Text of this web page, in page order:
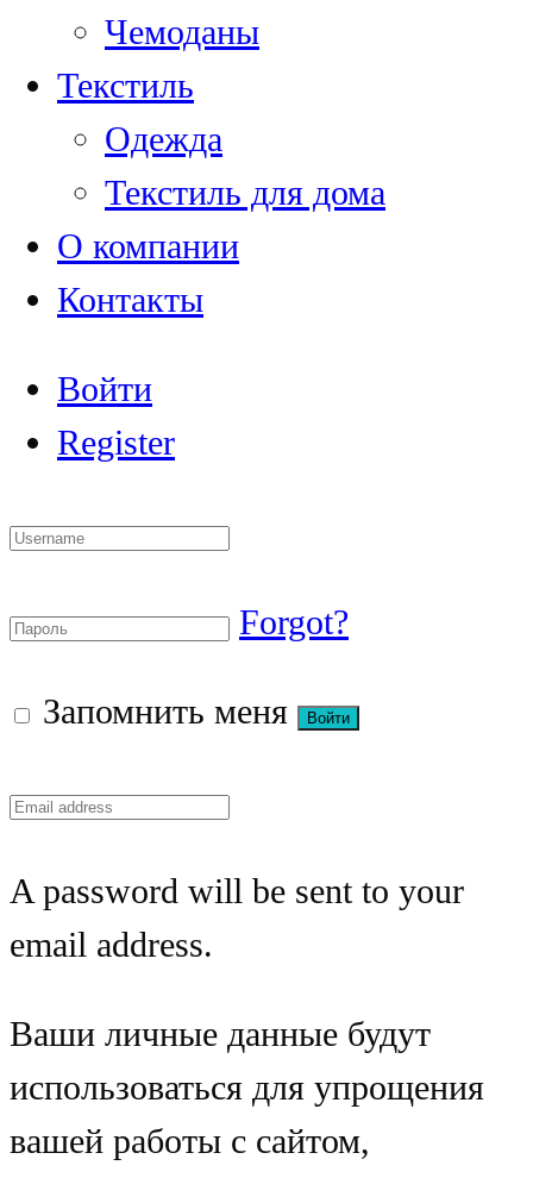
Чемоданы
Текстиль
Одежда
Текстиль для дома
О компании
Контакты
Войти
Register
Forgot?
Запомнить меня
A password will be sent to your
email address.
Ваши личные данные будут
использоваться для упрощения
вашей работы с сайтом,